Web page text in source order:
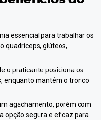
essencial para trabalhar os
quadríceps, glúteos,
o praticante posiciona os
enquanto mantém o tronco
agachamento, porém com
opção segura e eficaz para